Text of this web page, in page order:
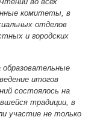
комитеты, в
отделов
и городских
образовательные
итогов
состоялось на
традиции, в
участие не только